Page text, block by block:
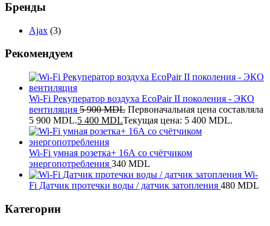
Бренды
Ajax (3)
Рекомендуем
Wi-Fi Рекуператор воздуха EcoPair II поколения - ЭКО
вентиляция 5 900MDL Первоначальная цена составляла
5 900 MDL.5 400 MDLТекущая цена: 5 400 MDL.
Wi-Fi умная розетка+ 16А со счётчиком
энергопотребления 340 MDL
Wi-
Fi Датчик протечки воды / датчик затопления 480 MDL
Категории